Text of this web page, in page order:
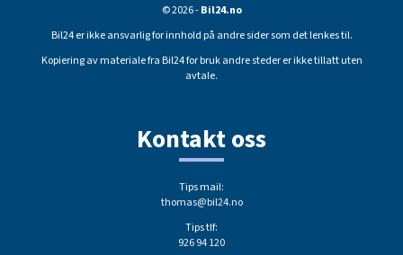
© 2026 -Bil24.no
Bil24 er ikke ansvarlig for innhold på andre sider som det lenkes til.
Kopiering av materiale fra Bil24 for bruk andre steder er ikke tillatt uten
avtale.
Kontakt oss
Tips mail:
thomas@bil24.no
Tips tlf:
926 94 120